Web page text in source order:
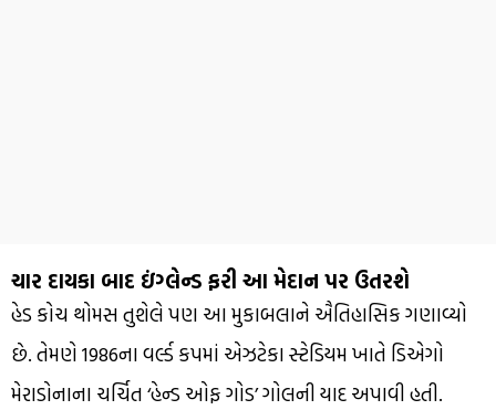
ચાર દાયકા બાદ ઇંગ્લેન્ડ ફરી આ મેદાન પર ઉતરશે
હેડ કોચ થોમસ તુશેલે પણ આ મુકાબલાને ઐતિહાસિક ગણાવ્યો
છે. તેમણે 1986ના વર્લ્ડ કપમાં એઝટેકા સ્ટેડિયમ ખાતે ડિએગો
મેરાડોનાના ચર્ચિત ‘હેન્ડ ઓફ ગોડ’ ગોલની યાદ અપાવી હતી.